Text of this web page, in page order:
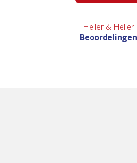
Heller & Heller
Beoordelingen